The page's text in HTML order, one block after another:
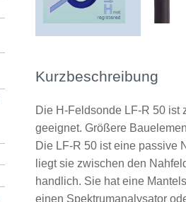
Kurzbeschreibung
Die H-Feldsonde LF-R 50 ist
geeignet. Größere
Die LF-R 50 ist eine passive
liegt sie zwischen den
handlich. Sie hat eine
einen Spektrumanalysator